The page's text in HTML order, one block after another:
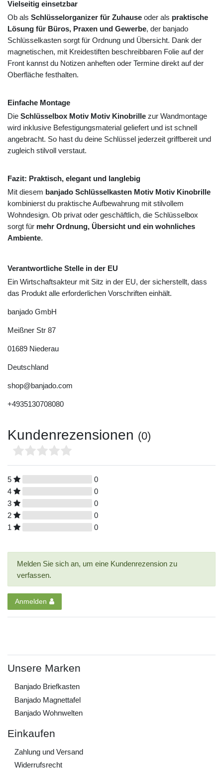
Vielseitig einsetzbar
Ob als Schlüsselorganizer für Zuhause oder als praktische
Lösung für Büros, Praxen und Gewerbe, der banjado
Schlüsselkasten sorgt für Ordnung und Übersicht. Dank der
magnetischen, mit Kreidestiften beschreibbaren Folie auf der
Front kannst du Notizen anheften oder Termine direkt auf der
Oberfläche festhalten.
Einfache Montage
Die Schlüsselbox Motiv Motiv Kinobrille zur Wandmontage
wird inklusive Befestigungsmaterial geliefert und ist schnell
angebracht. So hast du deine Schlüssel jederzeit griffbereit und
zugleich stilvoll verstaut.
Fazit: Praktisch, elegant und langlebig
Mit diesem banjado Schlüsselkasten Motiv Motiv Kinobrille
kombinierst du praktische Aufbewahrung mit stilvollem
Wohndesign. Ob privat oder geschäftlich, die Schlüsselbox
sorgt für mehr Ordnung, Übersicht und ein wohnliches
Ambiente.
Verantwortliche Stelle in der EU
Ein Wirtschaftsakteur mit Sitz in der EU, der sicherstellt, dass
das Produkt alle erforderlichen Vorschriften einhält.
banjado GmbH
Meißner Str 87
01689 Niederau
Deutschland
shop@banjado.com
+4935130708080
Kundenrezensionen (0)
5
0
4
0
3
0
2
0
1
0
Melden Sie sich an, um eine Kundenrezension zu
verfassen.
Anmelden
Unsere Marken
Banjado Briefkasten
Banjado Magnettafel
Banjado Wohnwelten
Einkaufen
Zahlung und Versand
Widerrufs­recht